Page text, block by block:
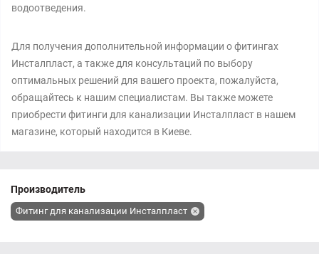
водоотведения.
Для получения дополнительной информации о фитингах
Инсталпласт, а также для консультаций по выбору
оптимальных решений для вашего проекта, пожалуйста,
обращайтесь к нашим специалистам. Вы также можете
приобрести фитинги для канализации Инсталпласт в нашем
магазине, который находится в Киеве.
Производитель
Фитинг для канализации Инсталпласт